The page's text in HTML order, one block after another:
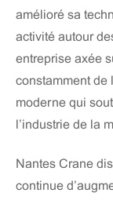
amélioré sa
activité autour
entreprise axée
constamment de
moderne qui
l’industrie de la
Nantes Crane
continue